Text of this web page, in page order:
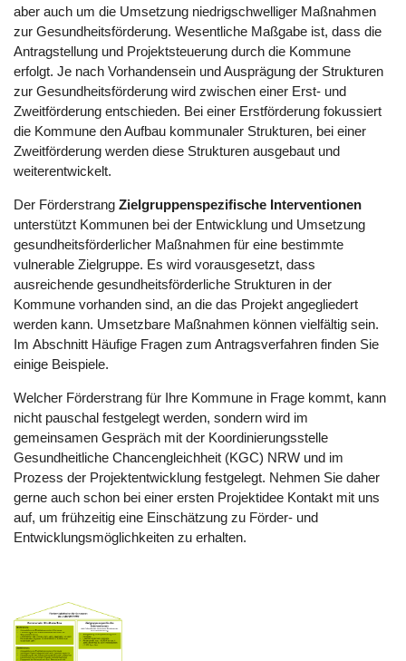
aber auch um die Umsetzung niedrigschwelliger Maßnahmen
zur Gesundheitsförderung. Wesentliche Maßgabe ist, dass die
Antragstellung und Projektsteuerung durch die Kommune
erfolgt. Je nach Vorhandensein und Ausprägung der Strukturen
zur Gesundheitsförderung wird zwischen einer Erst- und
Zweitförderung entschieden. Bei einer Erstförderung fokussiert
die Kommune den Aufbau kommunaler Strukturen, bei einer
Zweitförderung werden diese Strukturen ausgebaut und
weiterentwickelt.
Der Förderstrang Zielgruppenspezifische Interventionen
unterstützt Kommunen bei der Entwicklung und Umsetzung
gesundheitsförderlicher Maßnahmen für eine bestimmte
vulnerable Zielgruppe. Es wird vorausgesetzt, dass
ausreichende gesundheitsförderliche Strukturen in der
Kommune vorhanden sind, an die das Projekt angegliedert
werden kann. Umsetzbare Maßnahmen können vielfältig sein.
Im Abschnitt Häufige Fragen zum Antragsverfahren finden Sie
einige Beispiele.
Welcher Förderstrang für Ihre Kommune in Frage kommt, kann
nicht pauschal festgelegt werden, sondern wird im
gemeinsamen Gespräch mit der Koordinierungsstelle
Gesundheitliche Chancengleichheit (KGC) NRW und im
Prozess der Projektentwicklung festgelegt. Nehmen Sie daher
gerne auch schon bei einer ersten Projektidee Kontakt mit uns
auf, um frühzeitig eine Einschätzung zu Förder- und
Entwicklungsmöglichkeiten zu erhalten.